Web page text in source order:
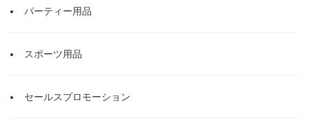
パーティー用品
スポーツ用品
セールスプロモーション